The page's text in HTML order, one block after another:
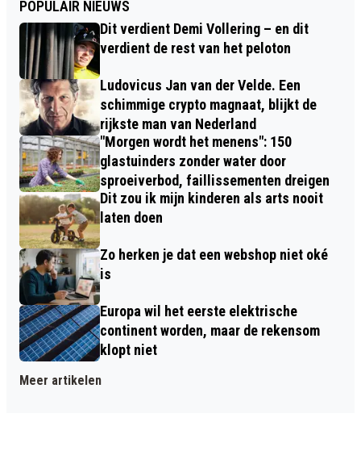
POPULAIR NIEUWS
Dit verdient Demi Vollering – en dit
verdient de rest van het peloton
Ludovicus Jan van der Velde. Een
schimmige crypto magnaat, blijkt de
rijkste man van Nederland
"Morgen wordt het menens": 150
glastuinders zonder water door
sproeiverbod, faillissementen dreigen
Dit zou ik mijn kinderen als arts nooit
laten doen
Zo herken je dat een webshop niet oké
is
Europa wil het eerste elektrische
continent worden, maar de rekensom
klopt niet
Meer artikelen